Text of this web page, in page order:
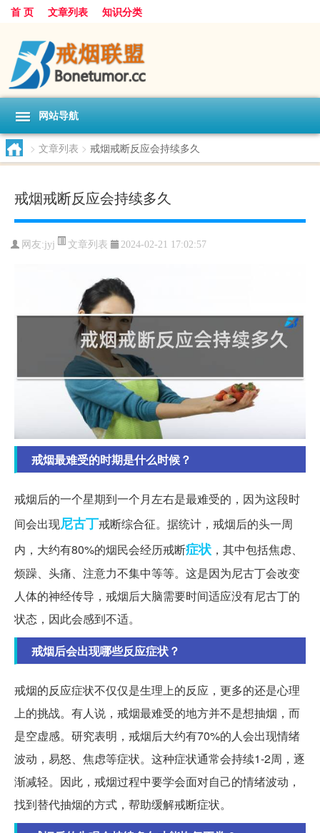
首 页 文章列表 知识分类
网站导航
> 文章列表 > 戒烟戒断反应会持续多久
戒烟戒断反应会持续多久
网友:jyj 文章列表 2024-02-21 17:02:57
戒烟最难受的时期是什么时候？
戒烟后的一个星期到一个月左右是最难受的，因为这段时
间会出现尼古丁戒断综合征。据统计，戒烟后的头一周
内，大约有80%的烟民会经历戒断症状 ，其中包括焦虑、
烦躁、头痛、注意力不集中等等。这是因为尼古丁会改变
人体的神经传导，戒烟后大脑需要时间适应没有尼古丁的
状态，因此会感到不适。
戒烟后会出现哪些反应症状？
戒烟的反应症状不仅仅是生理上的反应，更多的还是心理
上的挑战。有人说，戒烟最难受的地方并不是想抽烟，而
是空虚感。研究表明，戒烟后大约有70%的人会出现情绪
波动，易怒、焦虑等症状。这种症状通常会持续1-2周，逐
渐减轻。因此，戒烟过程中要学会面对自己的情绪波动，
找到替代抽烟的方式，帮助缓解戒断症状。